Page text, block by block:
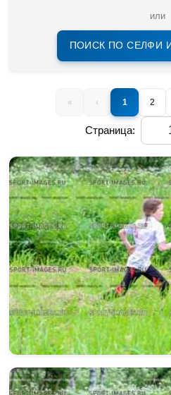
или
ПОИСК ПО СЕЛФИ
« ‹ 1 2
Страница: